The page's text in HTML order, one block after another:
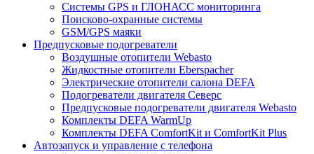
Системы GPS и ГЛОНАСС мониторинга
Поисково-охранные системы
GSM/GPS маяки
Предпусковые подогреватели
Воздушные отопители Webasto
Жидкостные отопители Eberspacher
Электрические отопители салона DEFA
Подогреватели двигателя Северс
Предпусковые подогреватели двигателя Webasto
Комплекты DEFA WarmUp
Комплекты DEFA ComfortKit и ComfortKit Plus
Автозапуск и управление с телефона